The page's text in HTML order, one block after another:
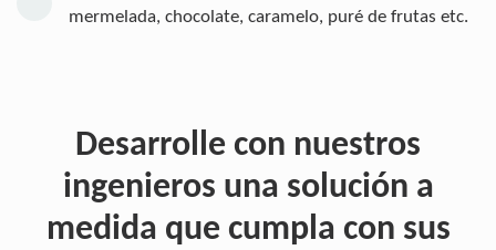
mermelada, chocolate, caramelo, puré de frutas etc.
Desarrolle con nuestros
ingenieros una solución a
medida que cumpla con sus